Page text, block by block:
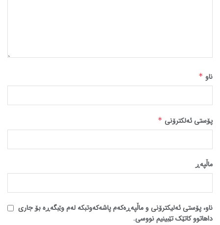
ناو *
پۆستی ئەلکترۆنی *
ماڵپه‌ڕ
ناو، پۆستی ئەلیکترۆنی و ماڵپەڕەکەم پاشەکەوتبکە لەم وێبگەڕە بۆ جاری
داهاتوو کاتێک تێبینیم نووسی.